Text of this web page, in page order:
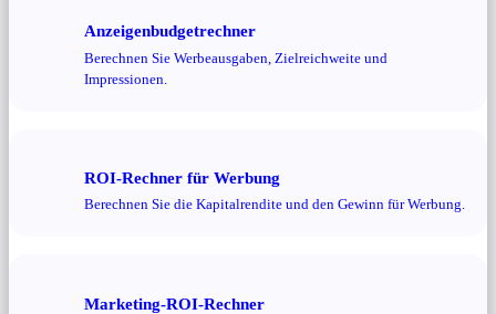
Anzeigenbudgetrechner
Berechnen Sie Werbeausgaben, Zielreichweite und
Impressionen.
ROI-Rechner für Werbung
Berechnen Sie die Kapitalrendite und den Gewinn für Werbung.
Marketing-ROI-Rechner